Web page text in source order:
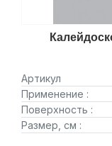
Артикул
Применение :
Поверхность :
Размер, см :